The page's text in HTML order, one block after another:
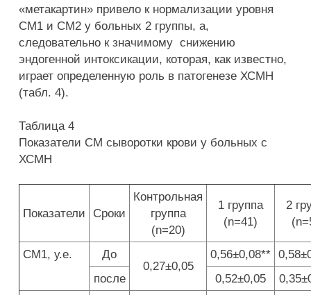
«метакартин» привело к нормализации уровня
СМ1 и СМ2 у больных 2 группы, а,
следовательно к значимому снижению
эндогенной интоксикации, которая, как известно,
играет определенную роль в патогенезе ХСМН
(табл. 4).
Таблица 4
Показатели СМ сыворотки крови у больных с
ХСМН
Показатели Сроки
Контрольная
группа
(n=20)
1 группа
(n=41)
2
СМ1, у.е.
До
0,27±0,05
0,56±0,08**
после
0,52±0,05